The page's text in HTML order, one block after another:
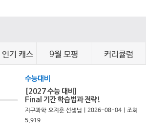
인기 캐스 9월 모평 커리큘럼
수능대비
[2027 수능 대비]
Final 기간 학습법과 전략!
지구과학 오지훈 선생님 | 2026-08-04 | 조회
5,919